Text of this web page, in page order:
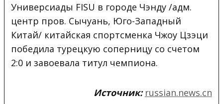
Универсиады FISU в городе Чэнду /адм.
центр пров. Сычуань, Юго-Западный
Китай/ китайская спортсменка Чжоу Цзэци
победила турецкую соперницу со счетом
2:0 и завоевала титул чемпиона.
Источник: russian.news.cn